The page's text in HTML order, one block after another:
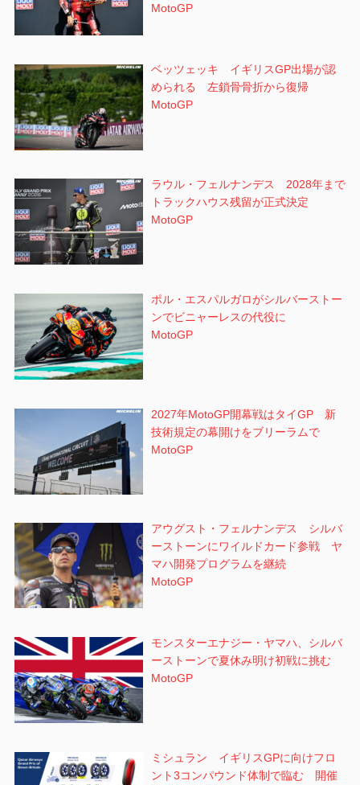
MotoGP
ベッツェッキ イギリスGP出場が認
められる 左鎖骨骨折から復帰
MotoGP
ラウル・フェルナンデス 2028年まで
トラックハウス残留が正式決定
MotoGP
ポル・エスパルガロがシルバーストー
ンでビニャーレスの代役に
MotoGP
2027年MotoGP開幕戦はタイGP 新
技術規定の幕開けをブリーラムで
MotoGP
アウグスト・フェルナンデス シルバ
ーストーンにワイルドカード参戦 ヤ
マハ開発プログラムを継続
MotoGP
モンスターエナジー・ヤマハ、シルバ
ーストーンで夏休み明け初戦に挑む
MotoGP
ミシュラン イギリスGPに向けフロ
ント3コンパウンド体制で臨む 開催